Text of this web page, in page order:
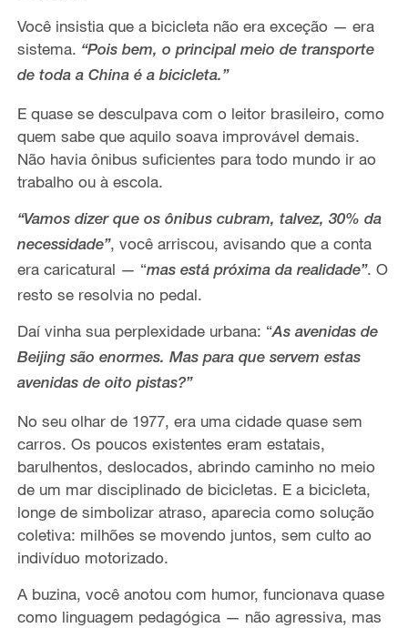
Você insistia que a bicicleta não era exceção — era
sistema. “Pois bem, o principal meio de transporte
de toda a China é a bicicleta.”
E quase se desculpava com o leitor brasileiro, como
quem sabe que aquilo soava improvável demais.
Não havia ônibus suficientes para todo mundo ir ao
trabalho ou à escola.
“Vamos dizer que os ônibus cubram, talvez, 30% da
necessidade”, você arriscou, avisando que a conta
era caricatural — “mas está próxima da realidade”. O
resto se resolvia no pedal.
Daí vinha sua perplexidade urbana: “As avenidas de
Beijing são enormes. Mas para que servem estas
avenidas de oito pistas?”
No seu olhar de 1977, era uma cidade quase sem
carros. Os poucos existentes eram estatais,
barulhentos, deslocados, abrindo caminho no meio
de um mar disciplinado de bicicletas. E a bicicleta,
longe de simbolizar atraso, aparecia como solução
coletiva: milhões se movendo juntos, sem culto ao
indivíduo motorizado.
A buzina, você anotou com humor, funcionava quase
como linguagem pedagógica — não agressiva, mas